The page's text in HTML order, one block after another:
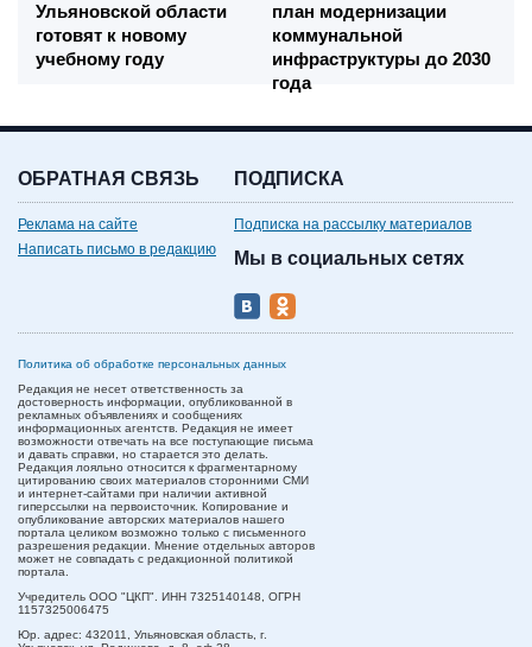
Ульяновской области
готовят к новому
учебному году
план модернизации
коммунальной
инфраструктуры до 2030
года
ОБРАТНАЯ СВЯЗЬ
Реклама на сайте
Написать письмо в редакцию
ПОДПИСКА
Подписка на рассылку материалов
Мы в социальных сетях
Политика об обработке персональных данных
Редакция не несет ответственность за
достоверность информации, опубликованной в
рекламных объявлениях и сообщениях
информационных агентств. Редакция не имеет
возможности отвечать на все поступающие письма
и давать справки, но старается это делать.
Редакция лояльно относится к фрагментарному
цитированию своих материалов сторонними СМИ
и интернет-сайтами при наличии активной
гиперссылки на первоисточник. Копирование и
опубликование авторских материалов нашего
портала целиком возможно только с письменного
разрешения редакции. Мнение отдельных авторов
может не совпадать с редакционной политикой
портала.
Учредитель ООО "ЦКП". ИНН 7325140148, ОГРН
1157325006475
Юр. адрес: 432011, Ульяновская область, г.